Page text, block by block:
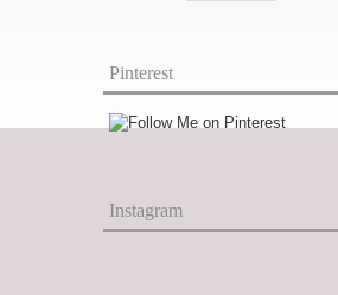
Pinterest
Instagram